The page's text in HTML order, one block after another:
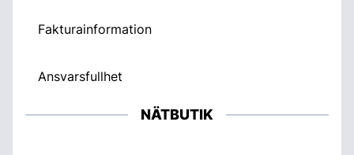
Fakturainformation
Ansvarsfullhet
NÄTBUTIK